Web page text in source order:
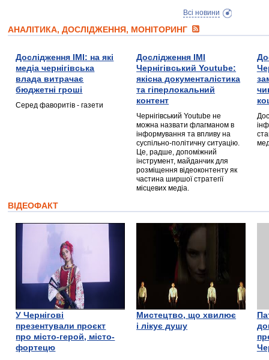
Всі новини
АНАЛІТИКА, ДОСЛІДЖЕННЯ, МОНІТОРИНГ
Дослідження ІМІ: на які
медіа чернігівська
влада витрачає
бюджетні гроші
Серед фаворитів - газети
Дослідження ІМІ
Чернігівський Youtube:
якісна документалістика
та гіперлокальний
контент
Чернігівський Youtube не
можна назвати флагманом в
інформування та впливу на
суспільно-політичну ситуацію.
Це, радше, допоміжний
інструмент, майданчик для
розміщення відеоконтенту як
частина ширшої стратегії
місцевих медіа.
ВІДЕОФАКТ
У Чернігові
презентували проєкт
про місто-герой, місто-
фортецю
Мистецтво, що хвилює
і лікує душу